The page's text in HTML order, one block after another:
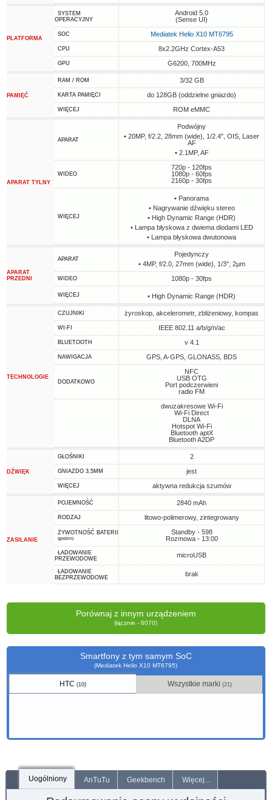
PLATFORMA
SYSTEM
OPERACYJNY
Android 5.0
(Sense UI)
SOC Mediatek Helio X10 MT6795
CPU 8x2.2GHz Cortex-A53
GPU G6200, 700MHz
PAMIĘĆ
RAM / ROM 3/32 GB
KARTA PAMIĘCI do 128GB (oddzielne gniazdo)
WIĘCEJ ROM eMMC
APARAT TYLNY
APARAT
Podwójny
• 20MP, f/2.2, 28mm (wide), 1/2.4", OIS, Laser
AF
• 2.1MP, AF
WIDEO
720p - 120fps
1080p - 60fps
2160p - 30fps
WIĘCEJ
• Panorama
• Nagrywanie dźwięku stereo
• High Dynamic Range (HDR)
• Lampa błyskowa z dwiema diodami LED
• Lampa błyskowa dwutonowa
APARAT
PRZEDNI
APARAT
Pojedynczy
• 4MP, f/2.0, 27mm (wide), 1/3", 2µm
WIDEO 1080p - 30fps
WIĘCEJ • High Dynamic Range (HDR)
TECHNOLOGIE
CZUJNIKI żyroskop, akcelerometr, zbliżeniowy, kompas
WI-FI IEEE 802.11 a/b/g/n/ac
BLUETOOTH v 4.1
NAWIGACJA GPS, A-GPS, GLONASS, BDS
DODATKOWO
NFC
USB OTG
Port podczerwieni
radio FM
dwuzakresowe Wi-Fi
Wi-Fi Direct
DLNA
Hotspot Wi-Fi
Bluetooth aptX
Bluetooth A2DP
DŹWIĘK
GŁOŚNIKI 2
GNIAZDO 3,5MM jest
WIĘCEJ aktywna redukcja szumów
ZASILANIE
POJEMNOŚĆ 2840 mAh
RODZAJ litowo-polimerowy, zintegrowany
ŻYWOTNOŚĆ BATERII
(godzin)
Standby - 598
Rozmowa - 13:00
ŁADOWANIE
PRZEWODOWE
microUSB
ŁADOWANIE
BEZPRZEWODOWE
brak
Porównaj z innym urządzeniem
(łącznie - 6070)
Smartfony z tym samym SoC
(Mediatek Helio X10 MT6795)
HTC(10) Wszystkie marki (21)
Uogólniony AnTuTu Geekbench Więcej...